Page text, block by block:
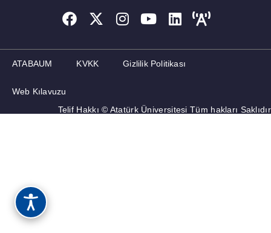
ATABAUM KVKK Gizlilik Politikası
Web Kılavuzu
Telif Hakkı © Atatürk Üniversitesi Tüm hakları Saklıdır